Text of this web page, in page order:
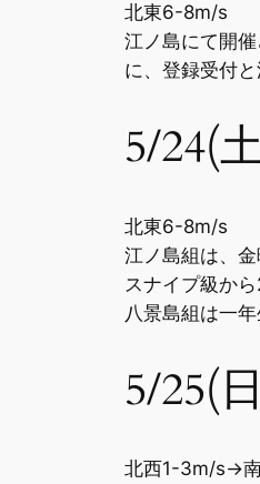
北東6-8m/s
江ノ島にて開
に、登録受付
5/24(
北東6-8m/s
江ノ島組は、
スナイプ級から
八景島組は一
5/25(
北西1-3m/s→